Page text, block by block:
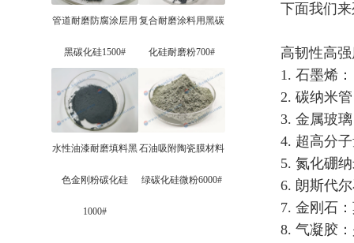
管道耐磨防腐涂层用
黑碳化硅1500#
复合耐磨涂料用黑碳
化硅耐磨粉700#
水性油漆耐磨填料黑
色金刚粉碳化硅
1000#
石油吸附陶瓷膜材料
绿碳化硅微粉6000#
下面我们
高韧性高
1. 石墨烯
2. 碳纳米
3. 金属玻
4. 超高分
5. 氮化硼
6. 朗斯代
7. 金刚石
8. 气凝胶